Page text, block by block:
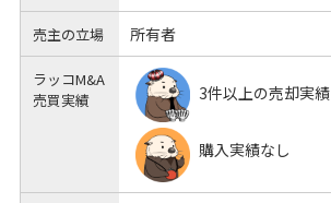
売主の立場 所有者
ラッコM&A
売買実績
3件以上の売却実績
購入実績なし